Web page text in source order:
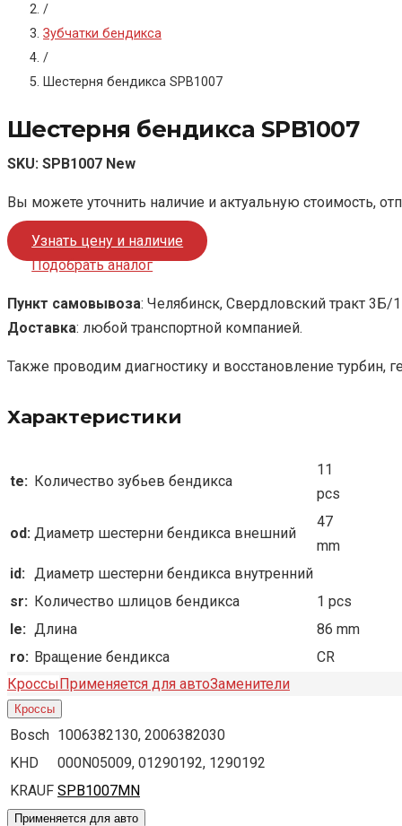
/
Зубчатки бендикса
/
Шестерня бендикса SPB1007
Шестерня бендикса SPB1007
SKU: SPB1007 New
Вы можете уточнить наличие и актуальную стоимость,
Узнать цену и наличие
Подобрать аналог
Пункт самовывоза: Челябинск, Свердловский тракт 3Б/1
Доставка: любой транспортной компанией.
Также проводим диагностику и восстановление турбин,
Характеристики
te: Количество зубьев бендикса
11
pcs
od: Диаметр шестерни бендикса внешний
47
mm
id: Диаметр шестерни бендикса внутренний
sr: Количество шлицов бендикса
1 pcs
le: Длина
86 mm
ro: Вращение бендикса
CR
КроссыПрименяется для автоЗаменители
Кроссы
Bosch 1006382130, 2006382030
KHD
000N05009, 01290192, 1290192
KRAUF SPB1007MN
Применяется для авто